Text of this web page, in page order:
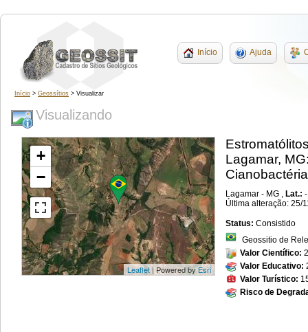
Início Ajuda
Início > Geossítios > Visualizar
Visualizando
+
−
Leaflet | Powered byEsri
Lagamar,
Lagamar - MG , Lat.:
Última alteração: 25/
Status: Consistido
Geossitio de
Valor Científico:
Valor Educativo:
Valor Turístico:
Risco de